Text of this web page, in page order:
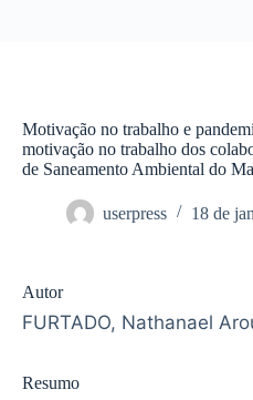
Motivação no trabalho e
motivação no trabalho dos
de Saneamento Ambiental do
userpress 18 de
Autor
FURTADO, Nathanael
Resumo